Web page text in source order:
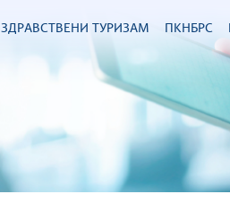
ЗДРАВСТВЕНИ ТУРИЗАМ ПКНБРС